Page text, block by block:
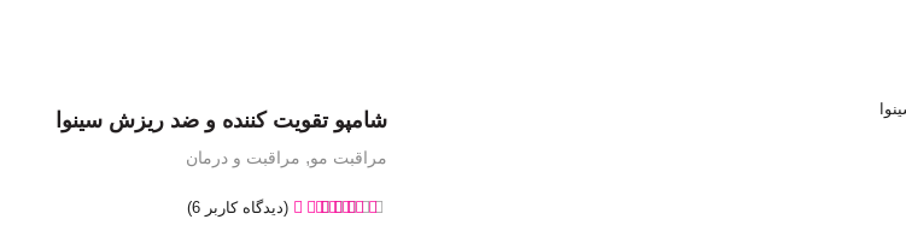
شامپو تقویت کننده و ضد ریزش سینوا
مراقبت مو, مراقبت و درمان
(دیدگاه کاربر 6
)